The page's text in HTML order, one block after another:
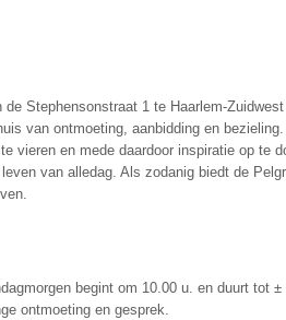
Stephensonstraat 1 te Haarlem-
van ontmoeting, aanbidding en
vieren en mede daardoor inspiratie op te
van alledag. Als zodanig biedt de
begint om 10.00 u. en duurt tot
ontmoeting en gesprek.